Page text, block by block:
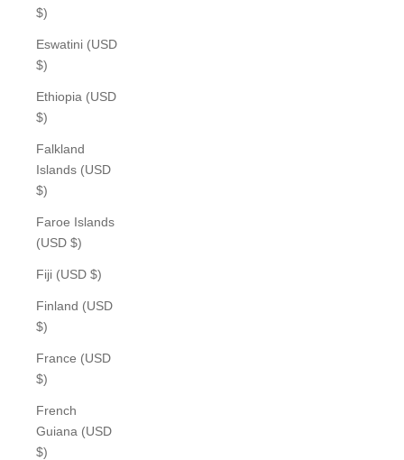
$)
Eswatini (USD
$)
Ethiopia (USD
$)
Falkland
Islands (USD
$)
Faroe Islands
(USD $)
Fiji (USD $)
Finland (USD
$)
France (USD
$)
French
Guiana (USD
$)